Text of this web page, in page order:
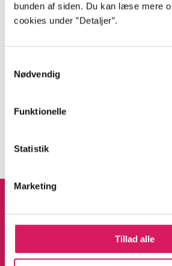
bunden af siden. Du kan læse mere
cookies under ”Detaljer”.
Nødvendig
Funktionelle
Statistik
Marketing
Tillad alle
Hjemmesidens funktioner og teknik
Bibliotek.dk kan stilles til
først, om der findes svar på dit
vejledning.